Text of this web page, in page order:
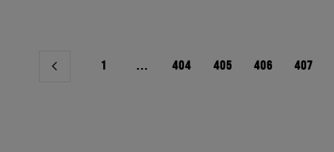
Berichtnavigatie
1 … 404 405 406 407